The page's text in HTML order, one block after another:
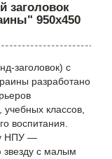
заголовок
950х450
заголовок) с
разработано
классов,
воспитания.
НПУ —
звезду с малым